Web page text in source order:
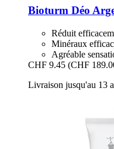
Bioturm Déo
Réduit
Minéraux
Agréable
CHF 9.45 (CHF
Livraison jusqu'au 13